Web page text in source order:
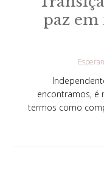
paz em
encontramos, é
termos como